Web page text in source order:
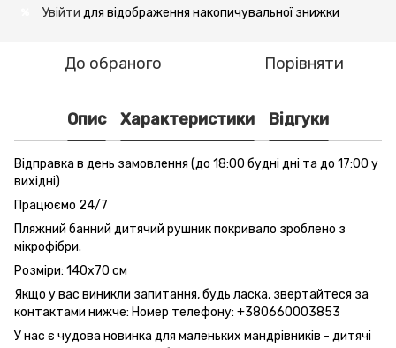
Увійти для відображення накопичувальної знижки
До обраного Порівняти
Опис Характеристики Відгуки
Відправка в день замовлення (до 18:00 будні дні та до 17:00 у
вихідні)
Працюємо 24/7
Пляжний банний дитячий рушник покривало зроблено з
мікрофібри.
Розміри: 140х70 см
Якщо у вас виникли запитання, будь ласка, звертайтеся за
контактами нижче: Номер телефону: +380660003853
У нас є чудова новинка для маленьких мандрівників - дитячі